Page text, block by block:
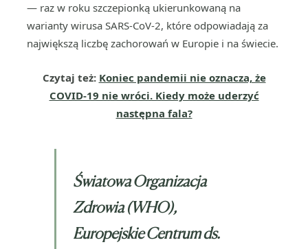
— raz w roku szczepionką ukierunkowaną na
warianty wirusa SARS-CoV-2, które odpowiadają za
największą liczbę zachorowań w Europie i na świecie.
Czytaj też: Koniec pandemii nie oznacza, że
COVID-19 nie wróci. Kiedy może uderzyć
następna fala?
Światowa Organizacja
Zdrowia (WHO),
Europejskie Centrum ds.